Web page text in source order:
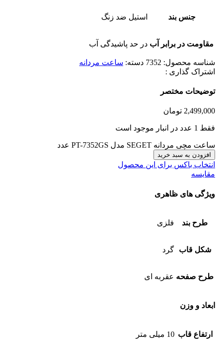
جنس بند استیل ضد زنگ
مقاومت در برابر آب در حد پاشیدگی آب
شناسه محصول: 7352 دسته: ساعت مردانه
اشتراک گذاری :
توضیحات مختصر
2,499,000 تومان
فقط 1 عدد در انبار موجود است
ساعت مچی مردانه SEGET مدل PT-7352GS عدد
افزودن به سبد خرید
انتخاب باکس برای این محصول
مقایسه
ویژگی های ظاهری
طرح بند فلزی
شکل قاب گرد
طرح صفحه عقربه ای
ابعاد و وزن
ارتفاع قاب 10 میلی متر